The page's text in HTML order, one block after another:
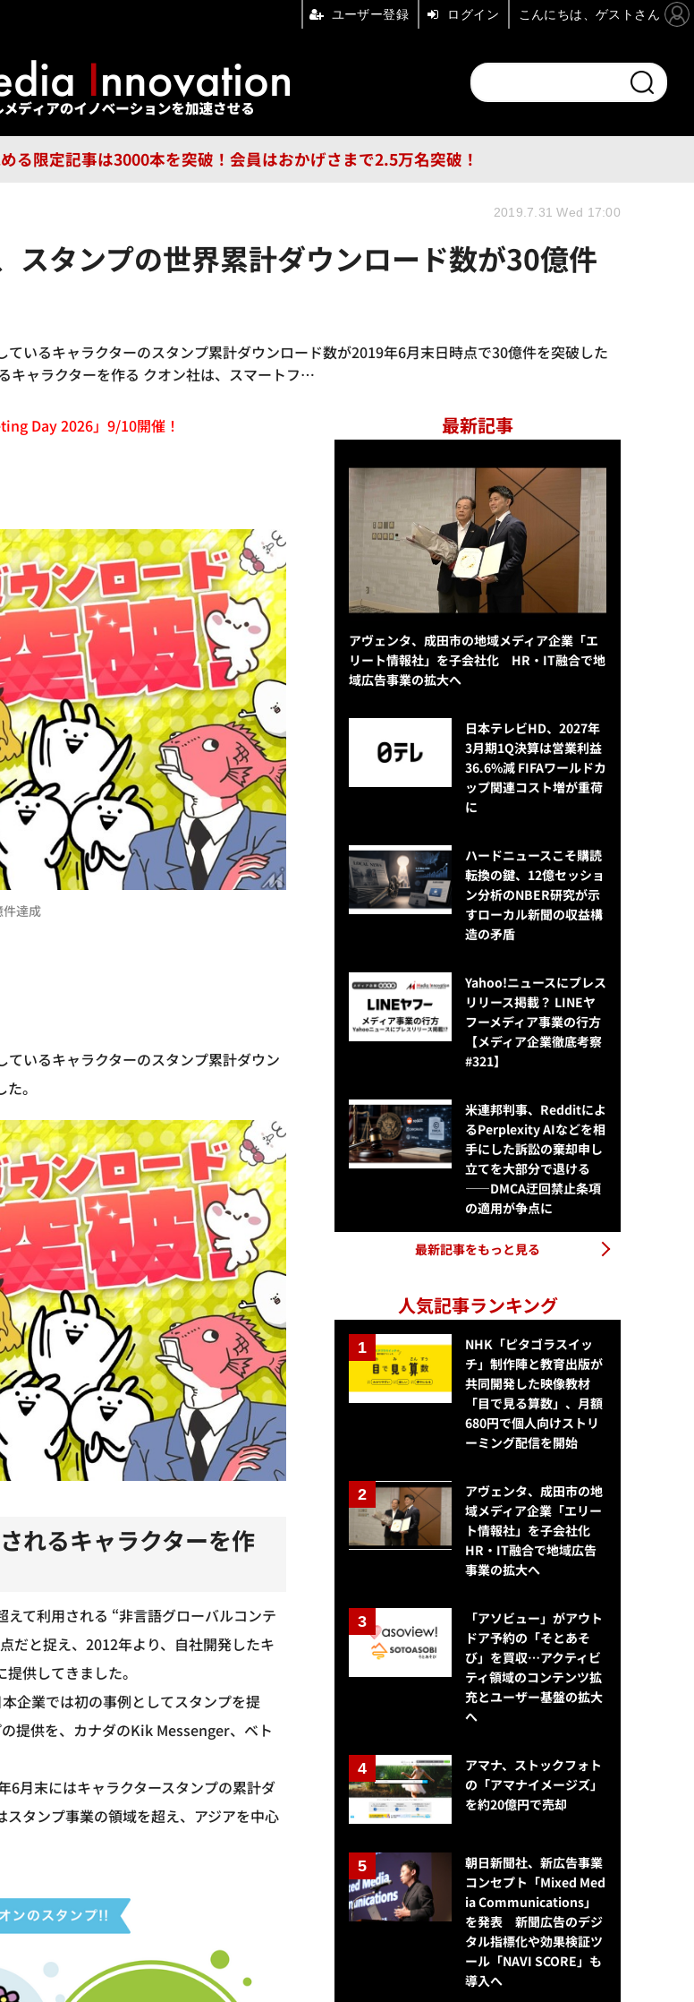
限定記事は3000本を突破！会員はおかげさまで2.5万名突破！
企業 特集 ブランドチャンネル
フォーエム その他
スタンプの世界累計ダウンロード数が30億件
いるキャラクターのスタンプ累計ダウンロード数が2019年6月末日時点で30億件を突破した
キャラクターを作る クオン社は、スマートフ…
2019.7.31 Wed 17:00
Day 2026」9/10開催！
件達成
いるキャラクターのスタンプ累計ダウン
。
れるキャラクターを作
て利用される “非言語グローバルコンテ
だと捉え、2012年より、自社開発したキ
供してきました。
企業では初の事例としてスタンプを提
提供を、カナダのKik Messenger、ベト
6月末にはキャラクタースタンプの累計ダ
タンプ事業の領域を超え、アジアを中心
最新記事
アヴェンタ、成田市の地域メディア企業「エ
リート情報社」を子会社化 HR・IT融合で地
域広告事業の拡大へ
日本テレビHD、2027年
3月期1Q決算は営業利益
36.6%減 FIFAワールドカ
ップ関連コスト増が重荷
に
ハードニュースこそ購読
転換の鍵、12億セッショ
ン分析のNBER研究が示
すローカル新聞の収益構
造の矛盾
Yahoo!ニュースにプレス
リリース掲載？ LINEヤ
フーメディア事業の行方
【メディア企業徹底考察
#321】
米連邦判事、Redditによ
るPerplexity AIなどを相
手にした訴訟の棄却申し
立てを大部分で退ける
——DMCA迂回禁止条項
の適用が争点に
最新記事をもっと見る
人気記事ランキング
NHK「ピタゴラスイッ
チ」制作陣と教育出版が
共同開発した映像教材
「目で見る算数」、月額
680円で個人向けストリ
ーミング配信を開始
アヴェンタ、成田市の地
域メディア企業「エリー
ト情報社」を子会社化
HR・IT融合で地域広告
事業の拡大へ
「アソビュー」がアウト
ドア予約の「そとあそ
び」を買収…アクティビ
ティ領域のコンテンツ拡
充とユーザー基盤の拡大
へ
アマナ、ストックフォト
の「アマナイメージズ」
を約20億円で売却
朝日新聞社、新広告事業
コンセプト「Mixed Med
ia Communications」
を発表 新聞広告のデジ
タル指標化や効果検証ツ
ール「NAVI SCORE」も
導入へ
ユーザー登録 ログイン こんにちは、ゲストさん